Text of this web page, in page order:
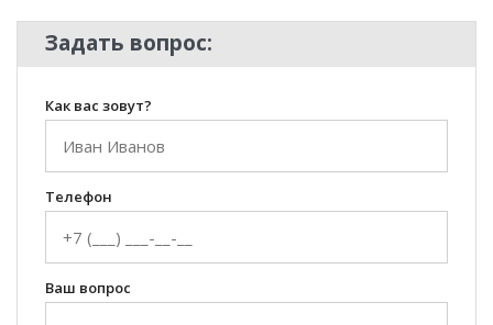
Задать вопрос:
Как вас зовут?
Телефон
Ваш вопрос